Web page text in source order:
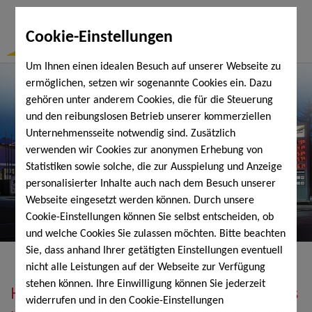
Cookie-Einstellungen
Um Ihnen einen idealen Besuch auf unserer Webseite zu
ermöglichen, setzen wir sogenannte Cookies ein. Dazu
gehören unter anderem Cookies, die für die Steuerung
und den reibungslosen Betrieb unserer kommerziellen
Unternehmensseite notwendig sind. Zusätzlich
verwenden wir Cookies zur anonymen Erhebung von
Statistiken sowie solche, die zur Ausspielung und Anzeige
personalisierter Inhalte auch nach dem Besuch unserer
Webseite eingesetzt werden können. Durch unsere
Cookie-Einstellungen können Sie selbst entscheiden, ob
und welche Cookies Sie zulassen möchten. Bitte beachten
Sie, dass anhand Ihrer getätigten Einstellungen eventuell
nicht alle Leistungen auf der Webseite zur Verfügung
stehen können. Ihre Einwilligung können Sie jederzeit
widerrufen und in den Cookie-Einstellungen
Heizöl, Diesel, Schmierstoffe, Holzpellets